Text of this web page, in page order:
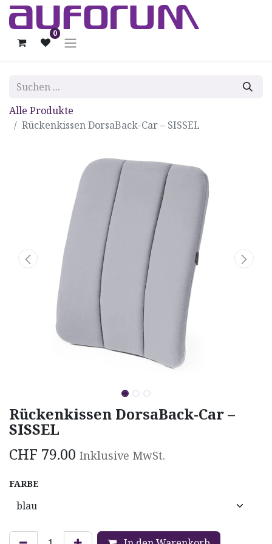
0
Alle Produkte
Rückenkissen DorsaBack-Car – SISSEL
Rückenkissen DorsaBack-Car –
SISSEL
CHF 79.00 Inklusive MwSt.
FARBE